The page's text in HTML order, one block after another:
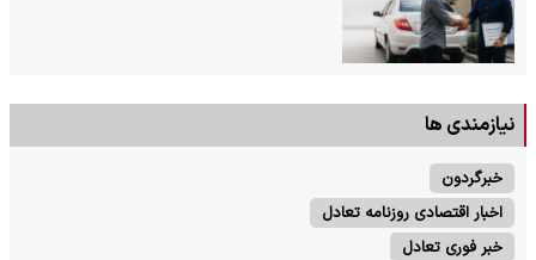
نیازمندی ها
خبرگردون
اخبار اقتصادی روزنامه تعادل
خبر فوری تعادل